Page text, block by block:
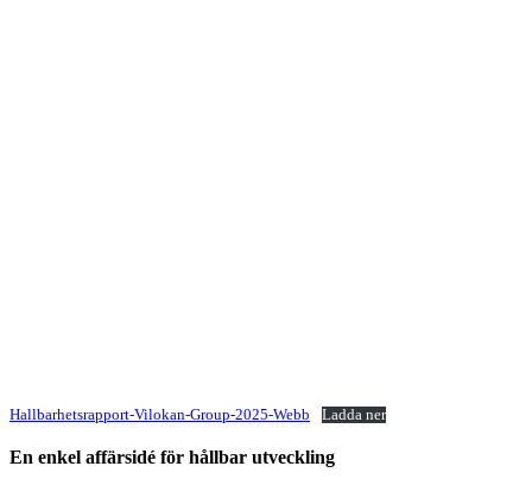
Hallbarhetsrapport-Vilokan-Group-2025-Webb Ladda ner
En enkel affärsidé för hållbar utveckling